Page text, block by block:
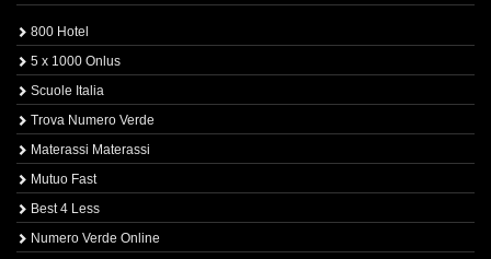
800 Hotel
5 x 1000 Onlus
Scuole Italia
Trova Numero Verde
Materassi Materassi
Mutuo Fast
Best 4 Less
Numero Verde Online